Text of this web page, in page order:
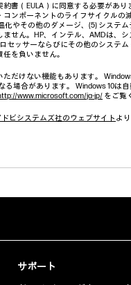
書（EULA）に同意する必要があ
ンポーネントのライフサイクル
やその他のダメージ、(5) シス
せん。HP、インテル、AMDは、
セッサーならびにその他のシステ
を負いません。
だけない機能もあります。
場合があります。 Windows 10
www.microsoft.com/ja-jp/ をご覧
ドビシステムズ社のウェブサイト よ
サポート